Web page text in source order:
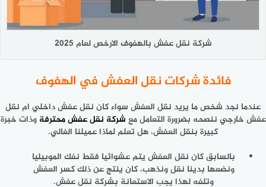
شركة نقل عفش بالهفوف الارخص لعام 2025
فائدة شركات نقل العفش في الهفوف
عندما نجد شخص ما يريد نقل العفش سواء كان نقل عفش داخلي ام نقل
عفش خارجي ننصحه بضرورة التعامل مع شركة نقل عفش محترفة وذات خبرة
كبيرة بنقل العفش، هل تعلم لماذا عميلنا الغالي.
بالسابق كان نقل العفش يتم عشوائيا فقط نفك الموبيليا
ونضعها بدينا نقل ونذهب، كان ينتج عن ذلك كسر العفش
وتلفه لهذا يجب الاستعانة بشركة نقل عفش.